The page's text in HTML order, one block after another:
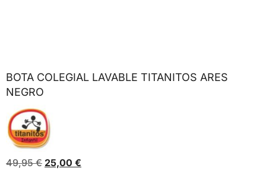
BOTA COLEGIAL LAVABLE TITANITOS ARES
NEGRO
49,95€ 25,00 €